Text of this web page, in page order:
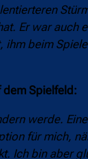
Er war
beim
Spielfeld:
werde.
für mich,
Ich bin aber